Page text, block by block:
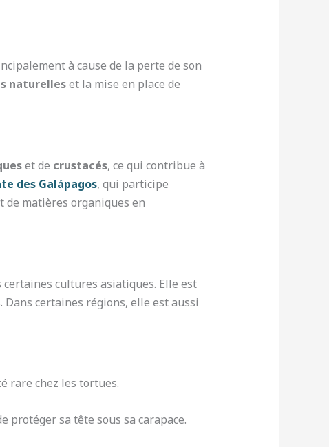
à cause de la perte de son
naturelleset la mise en place de
et de crustacés, ce qui contribue à
des Galápagos, qui participe
de matières organiques en
certaines cultures asiatiques. Elle est
certaines régions, elle est aussi
rare chez les tortues.
protéger sa tête sous sa carapace.